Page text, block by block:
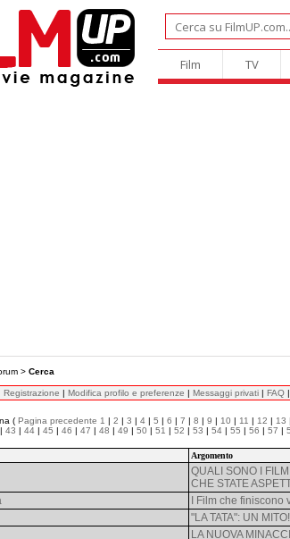
Film TV
> Cerca
Registrazione | Modifica profilo e preferenze | Messaggi privati | FAQ |
( Pagina precedente 1 | 2 | 3 | 4 | 5 | 6 | 7 | 8 | 9 | 10 | 11 | 12 | 13 |
| 43 | 44 | 45 | 46 | 47 | 48 | 49 | 50 | 51 | 52 | 53 | 54 | 55 | 56 | 57 |
Argomento
QUALI SONO I
CHE STATE
I Film che
"LA TATA": UN MITO!
LA NUOVA